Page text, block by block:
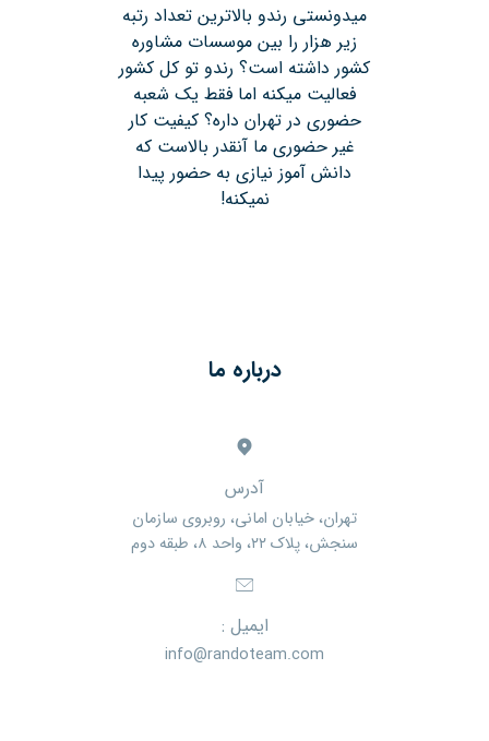
میدونستی رندو بالاترین تعداد رتبه
زیر هزار را بین موسسات مشاوره
کشور داشته است؟ رندو تو کل کشور
فعالیت میکنه اما فقط یک شعبه
حضوری در تهران داره؟ کیفیت کار
غیر حضوری ما آنقدر بالاست که
دانش آموز نیازی به حضور پیدا
نمیکنه!
درباره ما
آدرس
تهران، خیابان امانی، روبروی سازمان
سنجش، پلاک ۲۲، واحد ۸، طبقه دوم
ایمیل :
info@randoteam.com